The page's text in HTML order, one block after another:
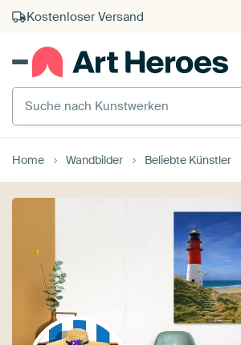
Kauf auf Rechnung
Individueller Druck auf Bestellung
Suche nach Kunstwerken
Home Wandbilder Beliebte Künstler